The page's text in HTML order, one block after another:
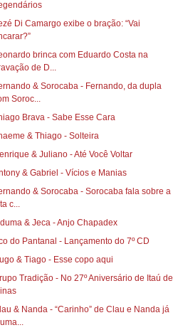
Di Camargo exibe o bração: “Vai
brinca com Eduardo Costa na
de D...
& Sorocaba - Fernando, da dupla
Soroc...
Brava - Sabe Esse Cara
& Thiago - Solteira
& Juliano - Até Você Voltar
& Gabriel - Vícios e Manias
& Sorocaba - Sorocaba fala sobre a
c...
& Jeca - Anjo Chapadex
do Pantanal - Lançamento do 7º CD
& Tiago - Esse copo aqui
Tradição - No 27º Aniversário de Itaú de
& Nanda - “Carinho” de Clau e Nanda já